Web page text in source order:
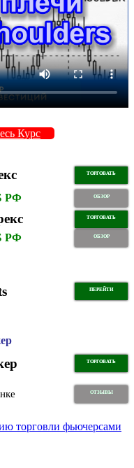
Курс
ТОРГОВАТЬ
РФ ОБЗОР
ТОРГОВАТЬ
РФ ОБЗОР
ПЕРЕЙТИ
ТОРГОВАТЬ
ОТЗЫВЫ